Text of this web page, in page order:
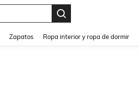
Zapatos Ropa interior y ropa de dormir